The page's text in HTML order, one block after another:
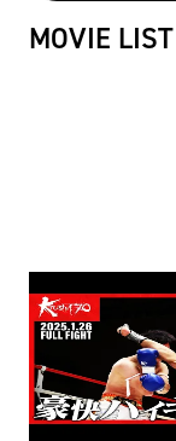
MOVIE LIST